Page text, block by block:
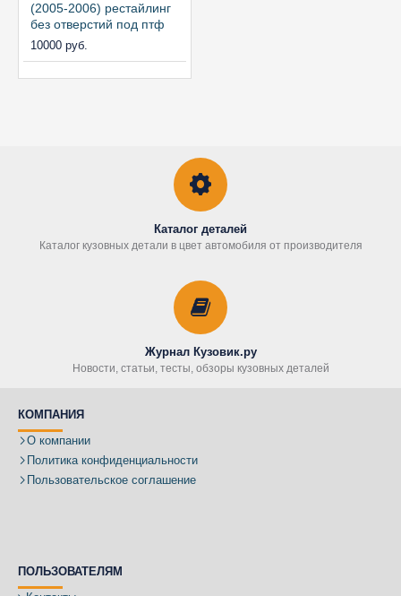
(2005-2006) рестайлинг
без отверстий под птф
10000 руб.
Каталог деталей
Каталог кузовных детали в цвет автомобиля от производителя
Журнал Кузовик.ру
Новости, статьи, тесты, обзоры кузовных деталей
КОМПАНИЯ
О компании
Политика конфиденциальности
Пользовательское соглашение
ПОЛЬЗОВАТЕЛЯМ